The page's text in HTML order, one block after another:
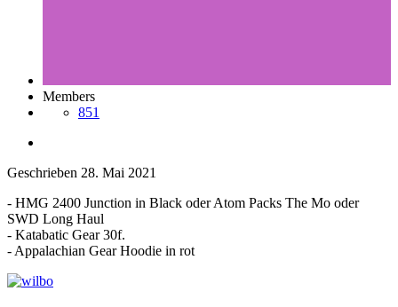
Members
851
Geschrieben 28. Mai 2021
- HMG 2400 Junction in Black oder Atom Packs The Mo oder
SWD Long Haul
- Katabatic Gear 30f.
- Appalachian Gear Hoodie in rot